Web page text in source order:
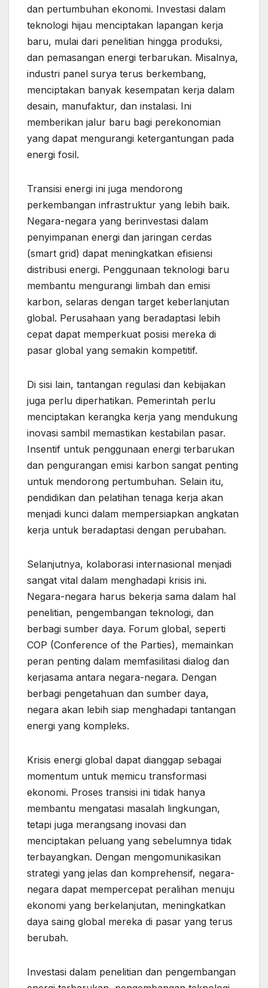
dan pertumbuhan ekonomi. Investasi dalam
teknologi hijau menciptakan lapangan kerja
baru, mulai dari penelitian hingga produksi,
dan pemasangan energi terbarukan. Misalnya,
industri panel surya terus berkembang,
menciptakan banyak kesempatan kerja dalam
desain, manufaktur, dan instalasi. Ini
memberikan jalur baru bagi perekonomian
yang dapat mengurangi ketergantungan pada
energi fosil.
Transisi energi ini juga mendorong
perkembangan infrastruktur yang lebih baik.
Negara-negara yang berinvestasi dalam
penyimpanan energi dan jaringan cerdas
(smart grid) dapat meningkatkan efisiensi
distribusi energi. Penggunaan teknologi baru
membantu mengurangi limbah dan emisi
karbon, selaras dengan target keberlanjutan
global. Perusahaan yang beradaptasi lebih
cepat dapat memperkuat posisi mereka di
pasar global yang semakin kompetitif.
Di sisi lain, tantangan regulasi dan kebijakan
juga perlu diperhatikan. Pemerintah perlu
menciptakan kerangka kerja yang mendukung
inovasi sambil memastikan kestabilan pasar.
Insentif untuk penggunaan energi terbarukan
dan pengurangan emisi karbon sangat penting
untuk mendorong pertumbuhan. Selain itu,
pendidikan dan pelatihan tenaga kerja akan
menjadi kunci dalam mempersiapkan angkatan
kerja untuk beradaptasi dengan perubahan.
Selanjutnya, kolaborasi internasional menjadi
sangat vital dalam menghadapi krisis ini.
Negara-negara harus bekerja sama dalam hal
penelitian, pengembangan teknologi, dan
berbagi sumber daya. Forum global, seperti
COP (Conference of the Parties), memainkan
peran penting dalam memfasilitasi dialog dan
kerjasama antara negara-negara. Dengan
berbagi pengetahuan dan sumber daya,
negara akan lebih siap menghadapi tantangan
energi yang kompleks.
Krisis energi global dapat dianggap sebagai
momentum untuk memicu transformasi
ekonomi. Proses transisi ini tidak hanya
membantu mengatasi masalah lingkungan,
tetapi juga merangsang inovasi dan
menciptakan peluang yang sebelumnya tidak
terbayangkan. Dengan mengomunikasikan
strategi yang jelas dan komprehensif, negara-
negara dapat mempercepat peralihan menuju
ekonomi yang berkelanjutan, meningkatkan
daya saing global mereka di pasar yang terus
berubah.
Investasi dalam penelitian dan pengembangan